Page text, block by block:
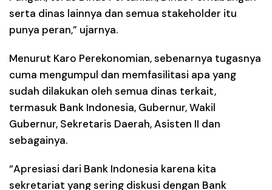
serta dinas lainnya dan semua stakeholder itu
punya peran,” ujarnya.
Menurut Karo Perekonomian, sebenarnya tugasnya
cuma mengumpul dan memfasilitasi apa yang
sudah dilakukan oleh semua dinas terkait,
termasuk Bank Indonesia, Gubernur, Wakil
Gubernur, Sekretaris Daerah, Asisten II dan
sebagainya.
“Apresiasi dari Bank Indonesia karena kita
sekretariat yang sering diskusi dengan Bank